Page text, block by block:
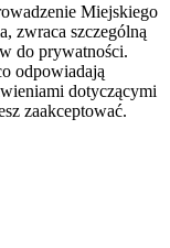
Miejskiego
zwraca szczególną
do prywatności.
odpowiadają
dotyczącymi
zaakceptować.